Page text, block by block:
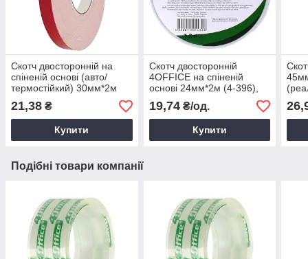
Скотч двосторонній на
спіненій основі (авто/
термостійкий) 30мм*2м
білий, Двосторонній скотч
21,38 ₴
Купити
Скотч двосторонній
4OFFICE на спіненій
основі 24мм*2м (4-396),
двосторонній скотч для
кріплення
19,74₴/од.
Купити
для
Подібні товари компанії